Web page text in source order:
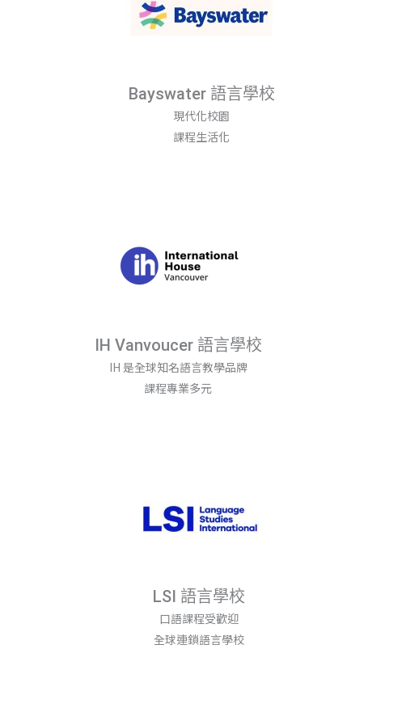
Bayswater 語言學校
現代化校園
課程生活化
IH Vanvoucer 語言學校
IH 是全球知名語言教學品牌
課程專業多元
LSI 語言學校
口語課程受歡迎
全球連鎖語言學校